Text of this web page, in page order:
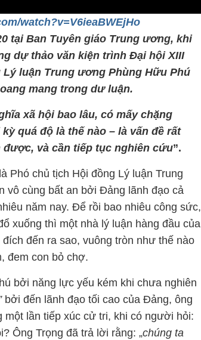
watch?v=V6ieaBWEjHo
tại Ban Tuyên giáo Trung ương, khi
dự thảo văn kiện trình Đại hội XIII
luận Trung ương Phùng Hữu Phú
mang trong dư luận.
xã hội bao lâu, có mấy chặng
quá độ là thế nào – là vấn đề rất
và cần tiếp tục nghiên cứu”.
Phó chủ tịch Hội đồng Lý luận Trung
vô cùng bất an bởi Đảng lãnh đạo cả
năm nay. Để rồi bao nhiêu công sức,
xuống thì một nhà lý luận hàng đầu của
đến ra sao, vuông tròn như thế nào
đem con bỏ chợ.
bởi năng lực yếu kém khi chưa nghiên
bởi đến lãnh đạo tối cao của Đảng, ông
lần tiếp xúc cử tri, khi có người hỏi:
Ông Trọng đã trả lời rằng: „chúng ta